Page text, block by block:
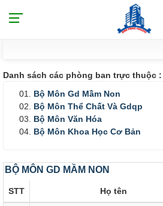
KHOA SƯ PHẠM & KHOA HỌC CƠ BẢN
Danh sách các phòng ban trực thuộc :
Bộ Môn Gd Mầm Non
Bộ Môn Thể Chất Và Gdqp
Bộ Môn Văn Hóa
Bộ Môn Khoa Học Cơ Bản
BỘ MÔN GD MẦM NON
STT Họ tên